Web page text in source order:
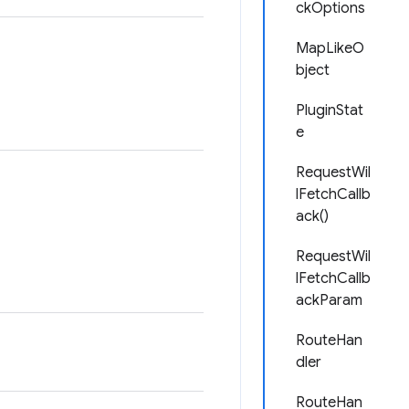
ckOptions
MapLikeO
bject
PluginStat
e
RequestWil
lFetchCallb
ack()
RequestWil
lFetchCallb
ackParam
RouteHan
dler
RouteHan